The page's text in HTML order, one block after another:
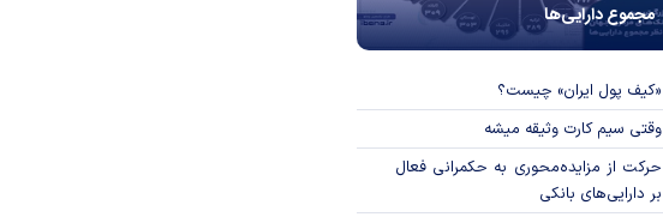
مجموع دارایی‌ها
«کیف پول ایران» چیست؟
وقتی سیم کارت وثیقه میشه
حرکت از مزایده‌محوری به حکمرانی فعال
بر دارایی‌های بانکی